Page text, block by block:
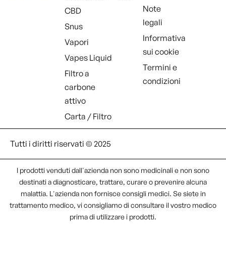
CBD
Snus
Vapori
Vapes Liquid
Filtro a
carbone
attivo
Carta / Filtro
Note
legali
Informativa
sui cookie
Termini e
condizioni
Tutti i diritti riservati © 2025
I prodotti venduti dall'azienda non sono medicinali e non sono
destinati a diagnosticare, trattare, curare o prevenire alcuna
malattia. L'azienda non fornisce consigli medici. Se siete in
trattamento medico, vi consigliamo di consultare il vostro medico
prima di utilizzare i prodotti.